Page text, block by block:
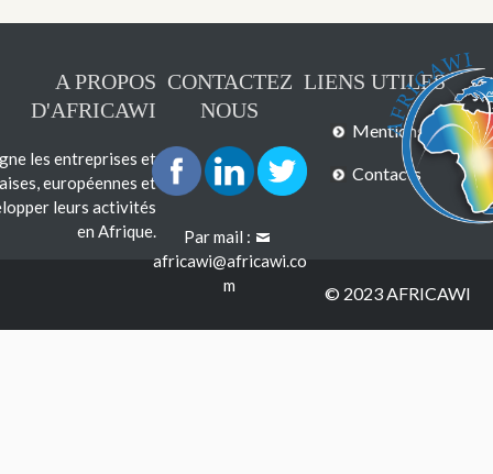
A PROPOS
D'AFRICAWI
les entreprises et
européennes et
leurs activités
en Afrique.
CONTACTEZ
NOUS
Par mail :
africawi@africawi.co
m
LIENS UTILES
Mentions légales
Contacts
© 2023 AFRICAWI